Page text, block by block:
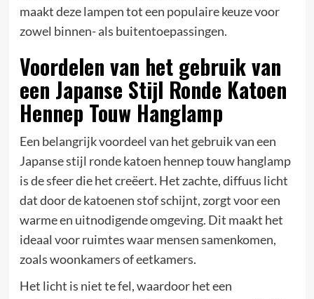
maakt deze lampen tot een populaire keuze voor
zowel binnen- als buitentoepassingen.
Voordelen van het gebruik van
een Japanse Stijl Ronde Katoen
Hennep Touw Hanglamp
Een belangrijk voordeel van het gebruik van een
Japanse stijl ronde katoen hennep touw hanglamp
is de sfeer die het creëert. Het zachte, diffuus licht
dat door de katoenen stof schijnt, zorgt voor een
warme en uitnodigende omgeving. Dit maakt het
ideaal voor ruimtes waar mensen samenkomen,
zoals woonkamers of eetkamers.
Het licht is niet te fel, waardoor het een